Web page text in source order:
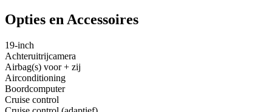
Opties en Accessoires
19-inch
Achteruitrijcamera
Airbag(s) voor + zij
Airconditioning
Boordcomputer
Cruise control